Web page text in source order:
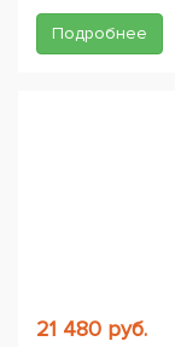
Подробнее
21 480 руб.